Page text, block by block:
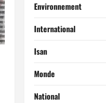
Environnement
International
Isan
Monde
National